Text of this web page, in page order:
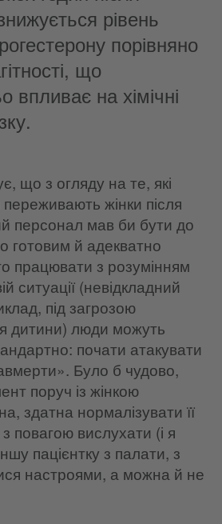
рівень
порівняно
що
впливає на хімічні
що з огляду на те, які
переживають жінки після
персонал мав би бути до
готовим й адекватно
працювати з розумінням
ситуації (невідкладний
під загрозою
дитини) люди можуть
почати атакувати
Було б чудово,
поруч із жінкою
здатна нормалізувати її
повагою вислухати (і я
пацієнтку з палати, з
настроями, а можна й не